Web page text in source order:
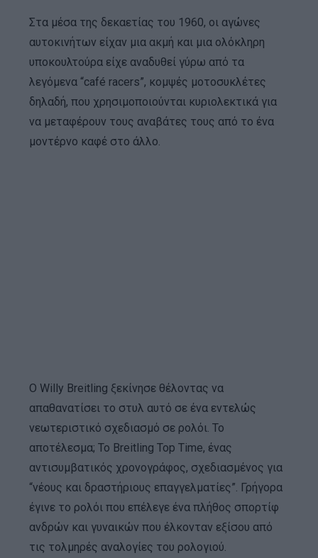
Στα μέσα της δεκαετίας του 1960, οι αγώνες
αυτοκινήτων είχαν μια ακμή και μια ολόκληρη
υποκουλτούρα είχε αναδυθεί γύρω από τα
λεγόμενα “café racers”, κομψές μοτοσυκλέτες
δηλαδή, που χρησιμοποιούνται κυριολεκτικά για
να μεταφέρουν τους αναβάτες τους από το ένα
μοντέρνο καφέ στο άλλο.
Ο Willy Breitling ξεκίνησε θέλοντας να
απαθανατίσει το στυλ αυτό σε ένα εντελώς
νεωτεριστικό σχεδιασμό σε ρολόι. Το
αποτέλεσμα; Το Breitling Top Time, ένας
αντισυμβατικός χρονογράφος, σχεδιασμένος για
“νέους και δραστήριους επαγγελματίες”. Γρήγορα
έγινε το ρολόι που επέλεγε ένα πλήθος σπορτίφ
ανδρών και γυναικών που έλκονταν εξίσου από
τις τολμηρές αναλογίες του ρολογιού.